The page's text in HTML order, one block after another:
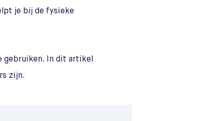
je bij de fysieke
gebruiken. In dit artikel
zijn.